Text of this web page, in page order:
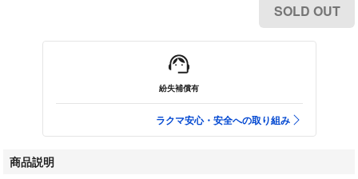
SOLD OUT
紛失補償有
ラクマ安心・安全への取り組み
商品説明